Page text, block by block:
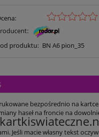
produktu: BN A6 pion_35
bezpośrednio na
haseł na froncie na
Jeśli macie własny tekst